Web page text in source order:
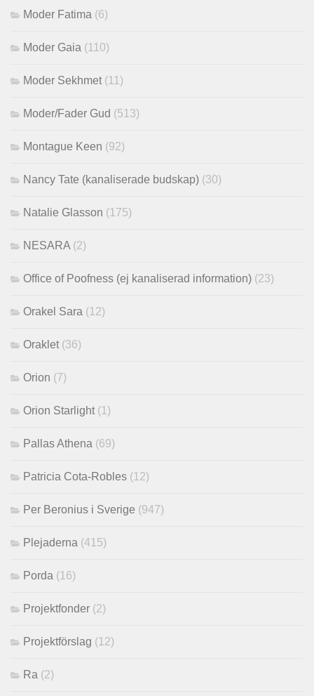
Moder Fatima (6)
Moder Gaia (110)
Moder Sekhmet (11)
Moder/Fader Gud (513)
Montague Keen (92)
Nancy Tate (kanaliserade budskap) (30)
Natalie Glasson (175)
NESARA (2)
Office of Poofness (ej kanaliserad information) (23)
Orakel Sara (12)
Oraklet (36)
Orion (7)
Orion Starlight (1)
Pallas Athena (69)
Patricia Cota-Robles (12)
Per Beronius i Sverige (947)
Plejaderna (415)
Porda (16)
Projektfonder (2)
Projektförslag (12)
Ra (2)